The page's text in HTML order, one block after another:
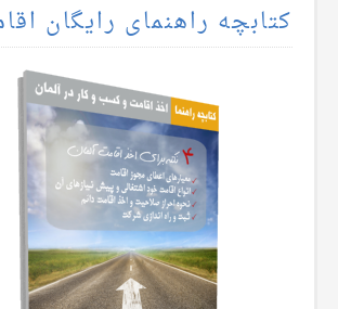
کتابچه راهنمای رایگان